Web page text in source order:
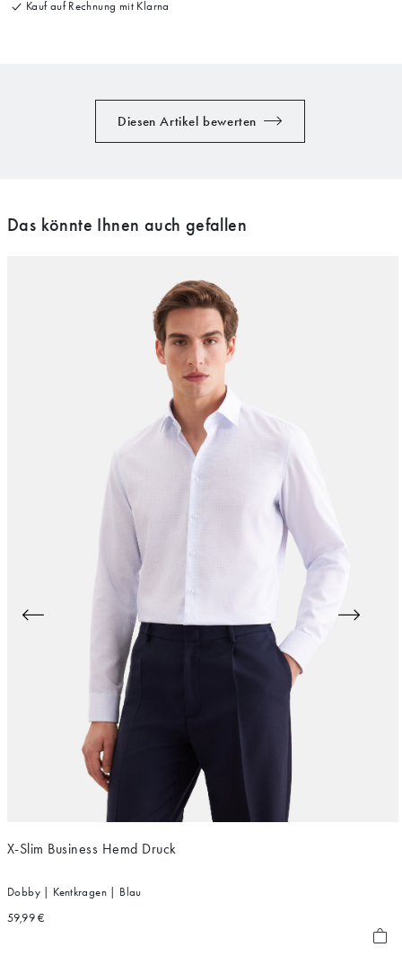
Kauf auf Rechnung mit Klarna
Diesen Artikel bewerten
Das könnte Ihnen auch gefallen
X-Slim Business Hemd Druck
Dobby | Kentkragen | Blau
59,99 €